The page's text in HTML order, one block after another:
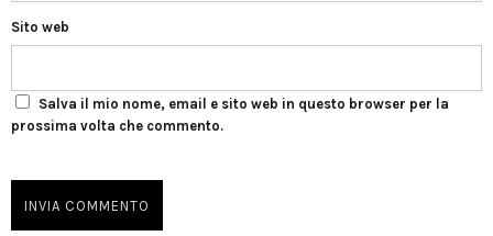
Sito web
Salva il mio nome, email e sito web in questo browser per la
prossima volta che commento.